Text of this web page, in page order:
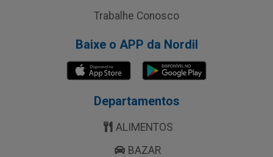
Trabalhe Conosco
Baixe o APP da Nordil
Departamentos
ALIMENTOS
BAZAR